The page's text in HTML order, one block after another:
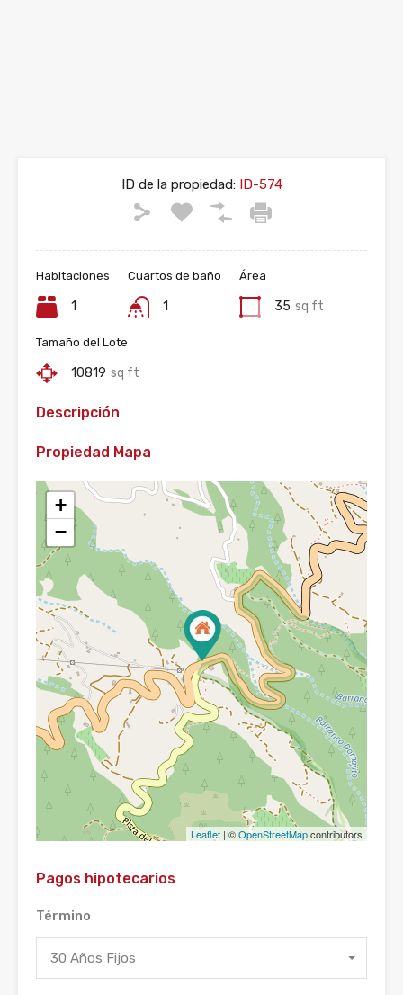
ID de la propiedad:ID-574
Habitaciones
1
Cuartos de baño
1
Área
35 sq ft
Tamaño del Lote
10819 sq ft
Descripción
Propiedad Mapa
+
−
Leaflet | ©OpenStreetMapcontributors
Pagos hipotecarios
Término
30 Años Fijos